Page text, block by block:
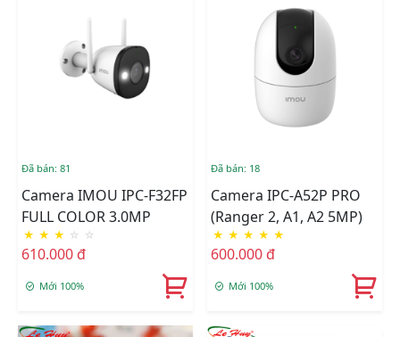
Đã bán: 81
Camera IMOU IPC-F32FP
FULL COLOR 3.0MP
★ ★ ★ ☆ ☆
610.000 đ
Mới 100%
Đã bán: 18
Camera IPC-A52P PRO
(Ranger 2, A1, A2 5MP)
★ ★ ★ ★ ★
600.000 đ
Mới 100%